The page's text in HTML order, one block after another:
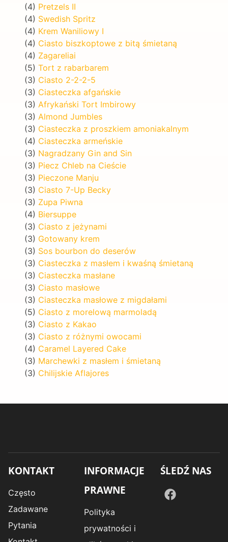
(4) Pretzels II
(4) Swedish Spritz
(4) Krem Waniliowy I
(4) Ciasto biszkoptowe z bitą śmietaną
(4) Zagareliai
(5) Tort z rabarbarem
(3) Ciasto 2-2-2-5
(3) Ciasteczka afgańskie
(3) Afrykański Tort Imbirowy
(3) Almond Jumbles
(3) Ciasteczka z proszkiem amoniakalnym
(4) Ciasteczka armeńskie
(3) Nagradzany Gin and Sin
(3) Piecz Chleb na Cieście
(3) Pieczone Manju
(3) Ciasto 7-Up Becky
(3) Zupa Piwna
(4) Biersuppe
(3) Ciasto z jeżynami
(3) Gotowany krem
(3) Sos bourbon do deserów
(3) Ciasteczka z masłem i kwaśną śmietaną
(3) Ciasteczka masłane
(3) Ciasto masłowe
(3) Ciasteczka masłowe z migdałami
(5) Ciasto z morelową marmoladą
(3) Ciasto z Kakao
(3) Ciasto z różnymi owocami
(4) Caramel Layered Cake
(3) Marchewki z masłem i śmietaną
(3) Chilijskie Aflajores
KONTAKT
Często
Zadawane
Pytania
INFORMACJE
PRAWNE
Polityka
prywatności i
ŚLEDŹ NAS